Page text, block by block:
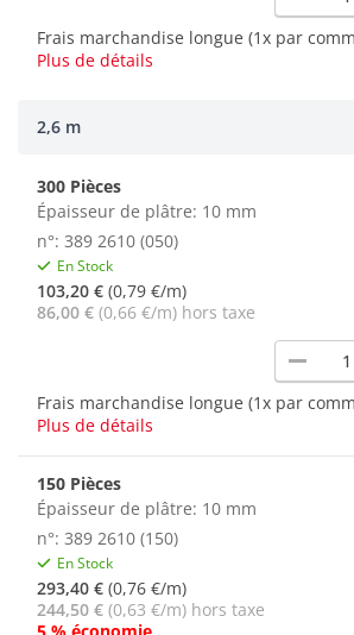
Frais marchandise longue (1x par
Plus de détails
2,6 m
300 Pièces
Épaisseur de plâtre: 10 mm
n°: 389 2610 (050)
En Stock
103,20 € (0,79 €/m)
86,00 € (0,66 €/m) hors taxe
remove
Frais marchandise longue (1x par
Plus de détails
150 Pièces
Épaisseur de plâtre: 10 mm
n°: 389 2610 (150)
En Stock
293,40 € (0,76 €/m)
244,50 € (0,63 €/m) hors taxe